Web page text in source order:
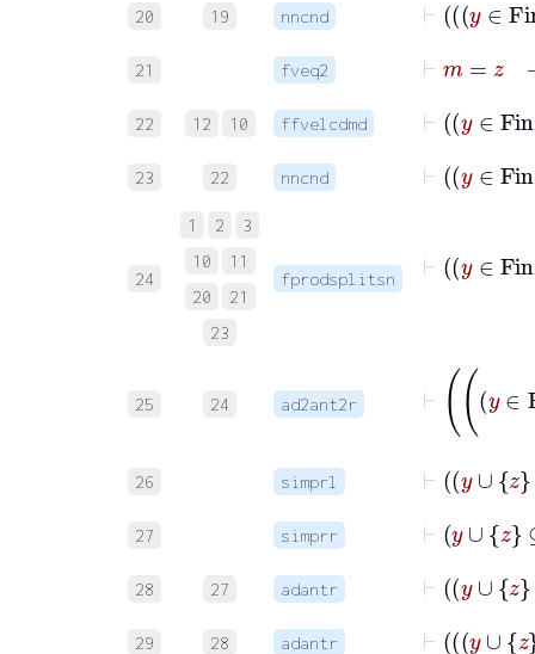
20 19 nncnd
21 fveq2
22 12 10 ffvelcdmd
23 22 nncnd
24
1 2
3
10
11
20
21
23
fprodsplitsn
25 24 ad2ant2r
26 simprl
27 simprr
28 27 adantr
29 28 adantr